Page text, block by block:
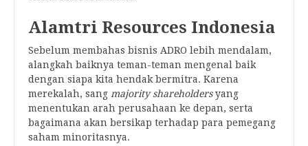
Alamtri Resources Indonesia
Sebelum membahas bisnis ADRO lebih mendalam,
alangkah baiknya teman-teman mengenal baik
dengan siapa kita hendak bermitra. Karena
merekalah, sang majority shareholdersyang
menentukan arah perusahaan ke depan, serta
bagaimana akan bersikap terhadap para pemegang
saham minoritasnya.